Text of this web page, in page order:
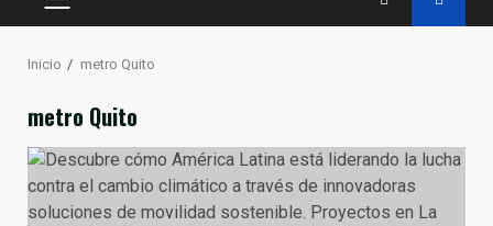
MENÚ
Inicio metro Quito
metro Quito